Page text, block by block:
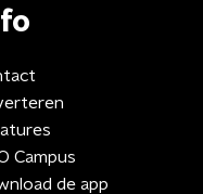
Campus
de app